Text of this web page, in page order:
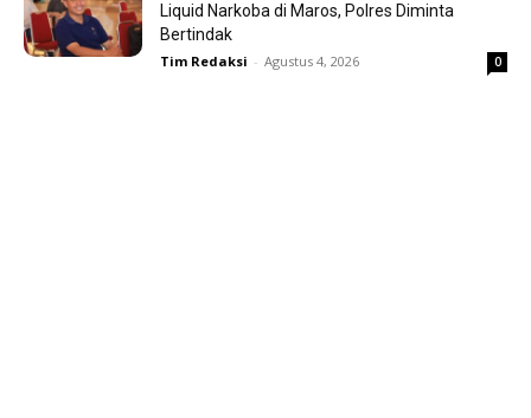
Liquid Narkoba di Maros, Polres Diminta
Bertindak
Tim Redaksi - Agustus 4, 2026 0